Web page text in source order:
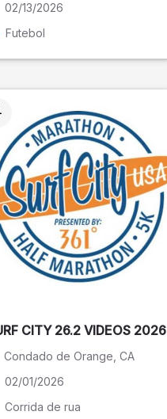
02/13/2026
Futebol
SURF CITY 26.2 VIDEOS 2026
Condado de Orange , CA
02/01/2026
Corrida de rua